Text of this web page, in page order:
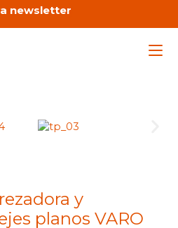
newsletter
y
planos VARO